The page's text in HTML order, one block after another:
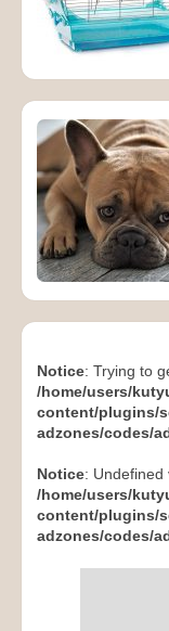
Notice: Trying to
/home/users/
content/plugins/
adzones/codes/
Notice: Undefined
/home/users/
content/plugins/
adzones/codes/